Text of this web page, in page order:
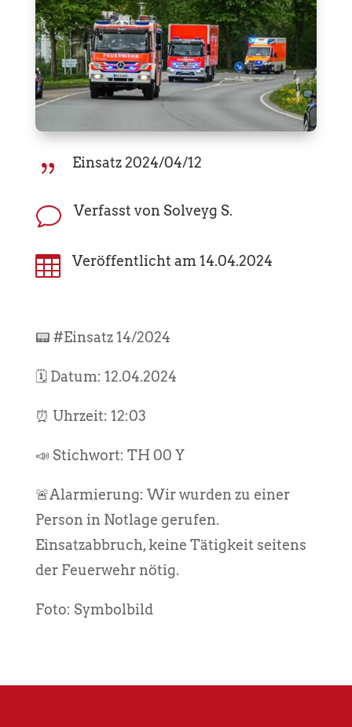
{ Einsatz 2024/04/12
v Verfasst von Solveyg S.
 Veröffentlicht am 14.04.2024
📟 #Einsatz 14/2024
🗓️ Datum: 12.04.2024
⏰ Uhrzeit: 12:03
📣 Stichwort: TH 00 Y
🚨Alarmierung: Wir wurden zu einer
Person in Notlage gerufen.
Einsatzabbruch, keine Tätigkeit seitens
der Feuerwehr nötig.
Foto: Symbolbild